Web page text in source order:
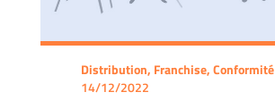
Distribution, Franchise, Conformité
14/12/2022